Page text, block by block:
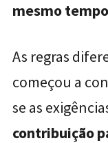
mesmo
As regras
começou a
se as
contribuição